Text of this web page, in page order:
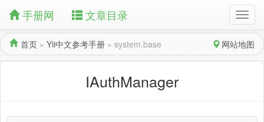
手册网 文章目录
首页 » Yii中文参考手册 » system.base 网站地图
IAuthManager